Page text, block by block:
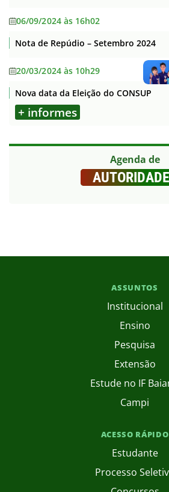
06/09/2024 às 16h02
Nota de Repúdio – Setembro 2024
20/03/2024 às 10h29
Nova data da Eleição do CONSUP
+ informes
Agenda de
ASSUNTOS
Institucional
Ensino
Pesquisa
Extensão
Estude no IF
Campi
ACESSO RÁPIDO
Estudante
Processo